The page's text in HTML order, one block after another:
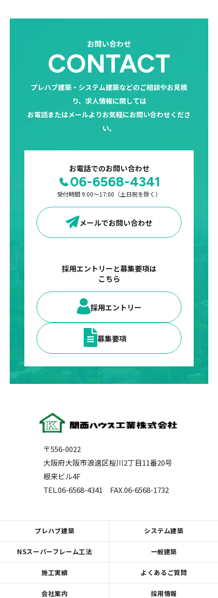
お問い合わせ
CONTACT
プレハブ建築・システム建築などのご相談やお見積
り、求人情報に関しては
お電話またはメールよりお気軽にお問い合わせくださ
い。
お電話でのお問い合わせ
06-6568-4341
受付時間 9:00〜17:00（土日祝を除く）
メールでお問い合わせ
採用エントリーと募集要項は
こちら
採用エントリー
募集要項
〒556-0022
大阪府大阪市浪速区桜川2丁目11番20号
根来ビル4F
TEL.06-6568-4341 FAX.06-6568-1732
プレハブ建築 システム建築
NSスーパーフレーム工法 一般建築
施工実績 よくあるご質問
会社案内 採用情報